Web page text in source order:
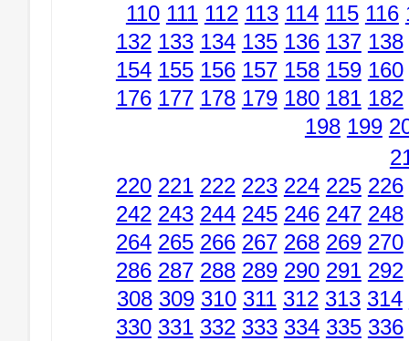
110 111 112 113 114 115 116
132 133 134 135 136 137 138
154 155 156 157 158 159 160
176 177 178 179 180 181 182
198 199
220 221 222 223 224 225 226
242 243 244 245 246 247 248
264 265 266 267 268 269 270
286 287 288 289 290 291 292
308 309 310 311 312 313 314
330 331 332 333 334 335 336